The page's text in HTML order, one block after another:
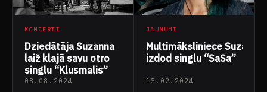
KONCERTI
Dziedātāja Suzanna
laiž klajā savu otro
singlu “Klusmalis”
08.08.2024
JAUNUMI
Multimāksliniece Suzanna
izdod singlu “SaSa”
15.02.2024